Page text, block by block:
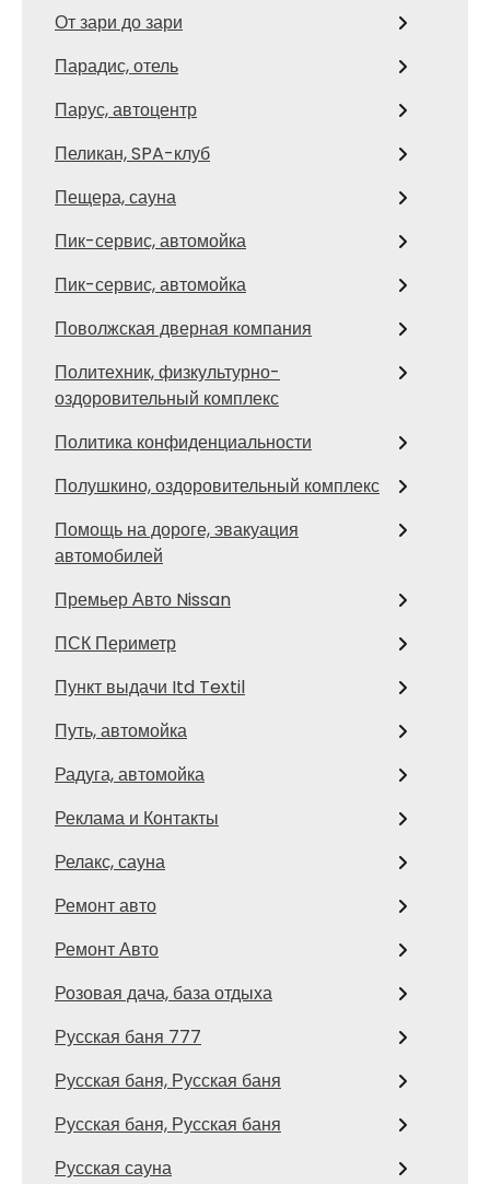
От зари до зари
Парадис, отель
Парус, автоцентр
Пеликан, SPA-клуб
Пещера, сауна
Пик-сервис, автомойка
Пик-сервис, автомойка
Поволжская дверная компания
Политехник, физкультурно-
оздоровительный комплекс
Политика конфиденциальности
Полушкино, оздоровительный комплекс
Помощь на дороге, эвакуация
автомобилей
Премьер Авто Nissan
ПСК Периметр
Пункт выдачи Itd Textil
Путь, автомойка
Радуга, автомойка
Реклама и Контакты
Релакс, сауна
Ремонт авто
Ремонт Авто
Розовая дача, база отдыха
Русская баня 777
Русская баня, Русская баня
Русская баня, Русская баня
Русская сауна